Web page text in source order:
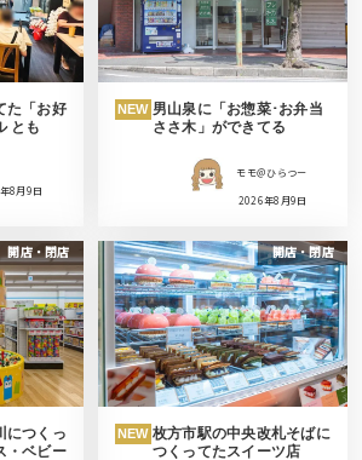
た「お好
とも
8月9日
NEW 男山泉に「お惣菜･お弁当
ささ木」ができてる
モモ＠ひらつー
2026年8月9日
開店・閉店
につくっ
・ベビー
開店・閉店
NEW 枚方市駅の中央改札そばに
つくってたスイーツ店